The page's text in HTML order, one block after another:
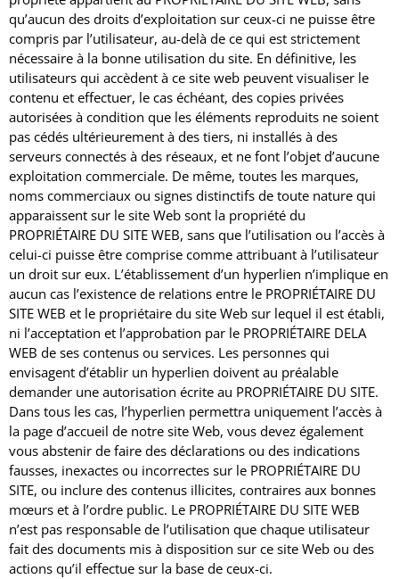
qu’aucun des droits d’exploitation sur ceux-ci ne puisse être
compris par l’utilisateur, au-delà de ce qui est strictement
nécessaire à la bonne utilisation du site. En définitive, les
utilisateurs qui accèdent à ce site web peuvent visualiser le
contenu et effectuer, le cas échéant, des copies privées
autorisées à condition que les éléments reproduits ne soient
pas cédés ultérieurement à des tiers, ni installés à des
serveurs connectés à des réseaux, et ne font l’objet d’aucune
exploitation commerciale. De même, toutes les marques,
noms commerciaux ou signes distinctifs de toute nature qui
apparaissent sur le site Web sont la propriété du
PROPRIÉTAIRE DU SITE WEB, sans que l’utilisation ou l’accès à
celui-ci puisse être comprise comme attribuant à l’utilisateur
un droit sur eux. L’établissement d’un hyperlien n’implique en
aucun cas l’existence de relations entre le PROPRIÉTAIRE DU
SITE WEB et le propriétaire du site Web sur lequel il est établi,
ni l’acceptation et l’approbation par le PROPRIÉTAIRE DELA
WEB de ses contenus ou services. Les personnes qui
envisagent d’établir un hyperlien doivent au préalable
demander une autorisation écrite au PROPRIÉTAIRE DU SITE.
Dans tous les cas, l’hyperlien permettra uniquement l’accès à
la page d’accueil de notre site Web, vous devez également
vous abstenir de faire des déclarations ou des indications
fausses, inexactes ou incorrectes sur le PROPRIÉTAIRE DU
SITE, ou inclure des contenus illicites, contraires aux bonnes
mœurs et à l’ordre public. Le PROPRIÉTAIRE DU SITE WEB
n’est pas responsable de l’utilisation que chaque utilisateur
fait des documents mis à disposition sur ce site Web ou des
actions qu’il effectue sur la base de ceux-ci.